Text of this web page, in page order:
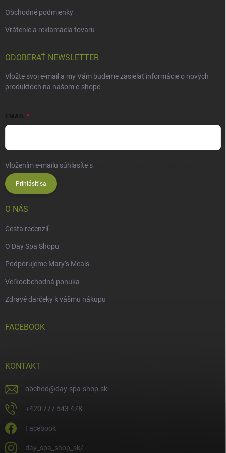
Obchodné podmienky
Vrátenie a reklamácia tovaru
ODOBERAŤ NEWSLETTER
Vložte svoj e-mail a my Vám budeme zasielať informácie o nových
produktoch na našom e-shope.
EMAIL
Vložením e-mailu súhlasíte s
Prihlásiť sa
O NÁS
Cesta recenzií
O Day Spa Shopu
Podporujeme Mary’s Meals
Veľkoobchodná ponuka
Zdravé darčeky k vášmu nákupu
FACEBOOK
KONTAKT
obchod@day-spa-shop.sk
+420 777 543 478
Facebook
day_spa_shop_sk/